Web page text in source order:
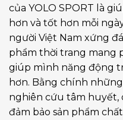
của YOLO SPORT là
hơn và tốt hơn mỗi
người Việt Nam xứng
phẩm thời trang mang
giúp mình năng động
hơn. Bằng chính
nghiên cứu tâm huyết,
đảm bảo sản phẩm